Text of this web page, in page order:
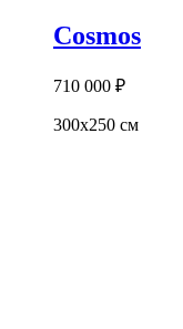
Cosmos
710 000 ₽
300x250 см